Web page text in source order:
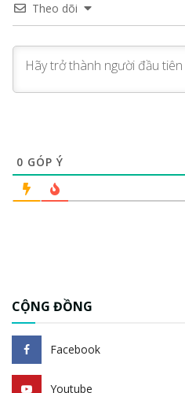
Theo dõi
0 GÓP Ý
CỘNG ĐỒNG
Facebook
Youtube